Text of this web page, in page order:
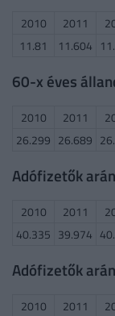
2010 2011
11.81
11.604
60-x éves
2010 2011
26.299 26.689
Adófizetők
2010 2011
40.335 39.974
Adófizetők
2010 2011